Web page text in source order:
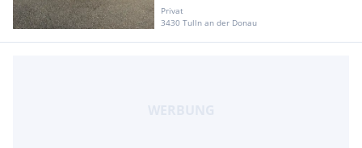
Privat
3430 Tulln an der Donau